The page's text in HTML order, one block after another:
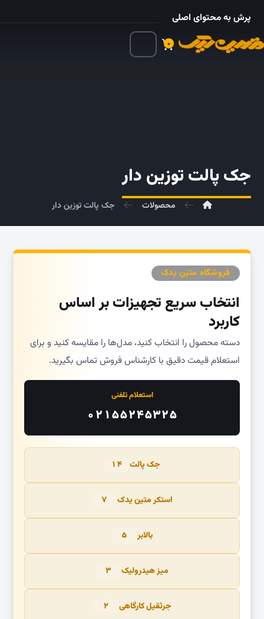
۰۲۱ – ۵۵۲۴ ۵۳۲۵
۰
پرش به محتوای اصلی
جک پالت توزین دار
محصولات جک پالت توزین دار
فروشگاه متین یدک
انتخاب سریع تجهیزات بر اساس
کاربرد
دسته محصول را انتخاب کنید، مدل‌ها را مقایسه کنید و برای
استعلام قیمت دقیق با کارشناس فروش تماس بگیرید.
استعلام تلفنی
۰۲۱۵۵۲۴۵۳۲۵
جک پالت ۱۴
استکر متین یدک ۷
بالابر ۵
میز هیدرولیک ۳
جرثقیل کارگاهی ۲